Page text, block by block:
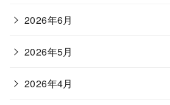
2026年6月
2026年5月
2026年4月